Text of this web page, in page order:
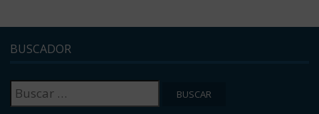
BUSCADOR
Buscar: